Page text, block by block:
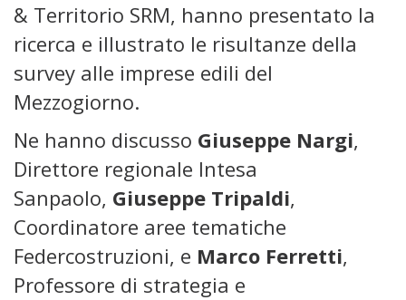
& Territorio SRM, hanno presentato la
ricerca e illustrato le risultanze della
survey alle imprese edili del
Mezzogiorno.
Ne hanno discusso Giuseppe Nargi,
Direttore regionale Intesa
Sanpaolo, Giuseppe Tripaldi,
Coordinatore aree tematiche
Federcostruzioni, e Marco Ferretti,
Professore di strategia e